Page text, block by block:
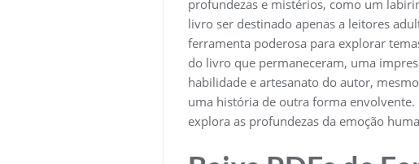
profundezas e mistérios, como um
livro ser destinado apenas a leitores
ferramenta poderosa para explorar
do livro que permaneceram, uma
habilidade e artesanato do autor,
uma história de outra forma
explora as profundezas da emoção